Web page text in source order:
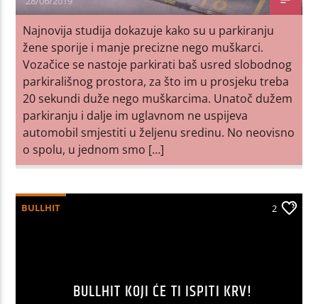
Najnovija studija dokazuje kako su u parkiranju
žene sporije i manje precizne nego muškarci.
Vozačice se nastoje parkirati baš usred slobodnog
parkirališnog prostora, za što im u prosjeku treba
20 sekundi duže nego muškarcima. Unatoč dužem
parkiranju i dalje im uglavnom ne uspijeva
automobil smjestiti u željenu sredinu. No neovisno
o spolu, u jednom smo […]
BULLHIT 2
BULLHIT KOJI ĆE TI ISPITI KRV!